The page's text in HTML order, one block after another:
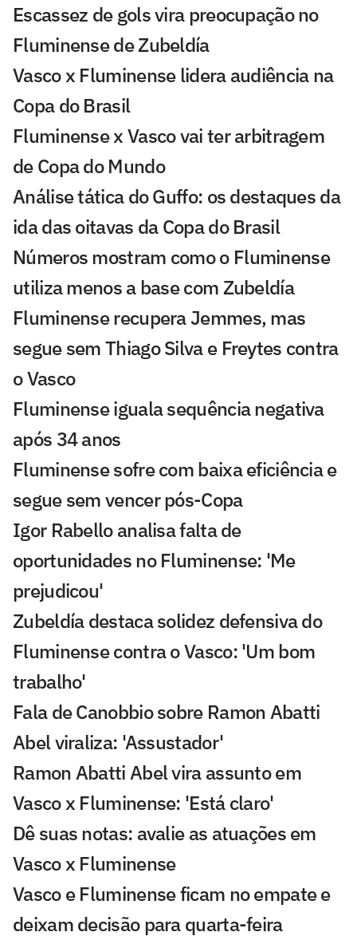
Escassez de gols vira preocupação no
Fluminense de Zubeldía
Vasco x Fluminense lidera audiência na
Copa do Brasil
Fluminense x Vasco vai ter arbitragem
de Copa do Mundo
Análise tática do Guffo: os destaques da
ida das oitavas da Copa do Brasil
Números mostram como o Fluminense
utiliza menos a base com Zubeldía
Fluminense recupera Jemmes, mas
segue sem Thiago Silva e Freytes contra
o Vasco
Fluminense iguala sequência negativa
após 34 anos
Fluminense sofre com baixa eficiência e
segue sem vencer pós-Copa
Igor Rabello analisa falta de
oportunidades no Fluminense: 'Me
prejudicou'
Zubeldía destaca solidez defensiva do
Fluminense contra o Vasco: 'Um bom
trabalho'
Fala de Canobbio sobre Ramon Abatti
Abel viraliza: 'Assustador'
Ramon Abatti Abel vira assunto em
Vasco x Fluminense: 'Está claro'
Dê suas notas: avalie as atuações em
Vasco x Fluminense
Vasco e Fluminense ficam no empate e
deixam decisão para quarta-feira